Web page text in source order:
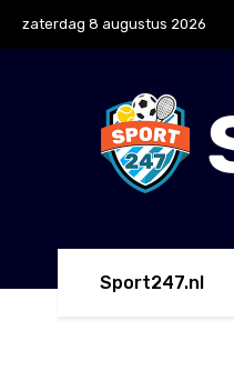
zaterdag 8 augustus 2026
Sport247.nl